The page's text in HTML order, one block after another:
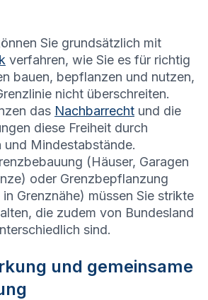
Sie grundsätzlich mit
verfahren, wie Sie es für richtig
bauen, bepflanzen und nutzen,
nicht überschreiten.
das Nachbarrecht und die
diese Freiheit durch
Mindestabstände.
(Häuser, Garagen
oder Grenzbepflanzung
Grenznähe) müssen Sie strikte
die zudem von Bundesland
sind.
und gemeinsame